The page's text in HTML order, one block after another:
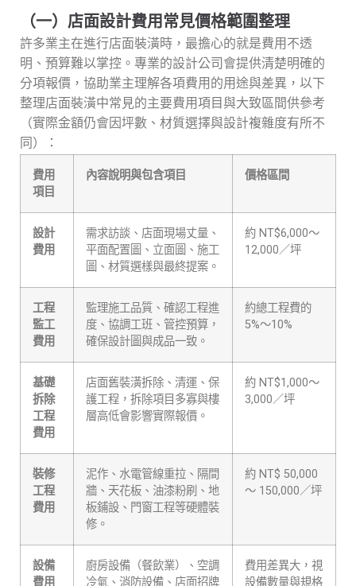
（一）店面設計費用常見價格範圍整理
許多業主在進行店面裝潢時，最擔心的就是費用不透
明、預算難以掌控。專業的設計公司會提供清楚明確的
分項報價，協助業主理解各項費用的用途與差異，以下
整理店面裝潢中常見的主要費用項目與大致區間供參考
（實際金額仍會因坪數、材質選擇與設計複雜度有所不
同）：
費用
項目
內容說明與包含項目 價格區間
設計
費用
需求訪談、店面現場丈量、
平面配置圖、立面圖、施工
圖、材質選樣與最終提案。
約 NT$6,000～
12,000／坪
工程
監工
費用
監理施工品質、確認工程進
度、協調工班、管控預算，
確保設計圖與成品一致。
約總工程費的
5%～10%
基礎
拆除
工程
費用
店面舊裝潢拆除、清運、保
護工程，拆除項目多寡與樓
層高低會影響實際報價。
約 NT$1,000～
3,000／坪
裝修
工程
費用
泥作、水電管線重拉、隔間
牆、天花板、油漆粉刷、地
板鋪設、門窗工程等硬體裝
修。
約 NT$ 50,000
～ 150,000／坪
設備
費用
廚房設備（餐飲業）、空調
冷氣、消防設備、店面招牌
費用差異大，視
設備數量與規格